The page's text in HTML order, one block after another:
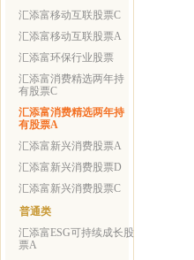
汇添富移动互联股票C
汇添富移动互联股票A
汇添富环保行业股票
汇添富消费精选两年持
有股票C
汇添富消费精选两年持
有股票A
汇添富新兴消费股票A
汇添富新兴消费股票D
汇添富新兴消费股票C
普通类
汇添富ESG可持续成长股
票A